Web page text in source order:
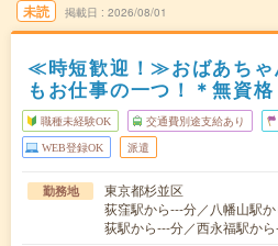
未読 掲載日 2026/08/01
≪時短歓迎！≫おばあちゃ
もお仕事の一つ！＊無資
職種未経験OK 交通費別途支給あり
WEB登録OK 派遣
勤務地
東京都杉並区
荻窪駅から---分／八幡山駅
荻駅から---分／西永福駅か